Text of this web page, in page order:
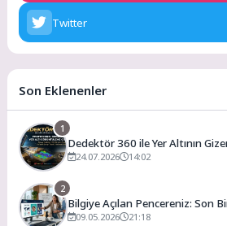
Twitter
Son Eklenenler
1
Dedektör 360 ile Yer Altının
24.07.2026 14:02
2
Bilgiye Açılan Pencereniz: Son
Keşfedin
09.05.2026 21:18